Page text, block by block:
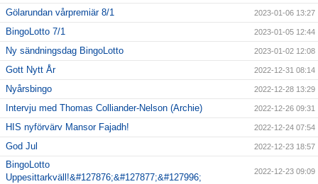
Gölarundan vårpremiär 8/1 2023-01-06 13:27
BingoLotto 7/1 2023-01-05 12:44
Ny sändningsdag BingoLotto 2023-01-02 12:08
Gott Nytt År 2022-12-31 08:14
Nyårsbingo 2022-12-28 13:29
Intervju med Thomas Colliander-Nelson (Archie) 2022-12-26 09:31
HIS nyförvärv Mansor Fajadh! 2022-12-24 07:54
God Jul 2022-12-23 18:57
BingoLotto
Uppesittarkväll!&#127876;&#127877;&#127996;
2022-12-23 09:09